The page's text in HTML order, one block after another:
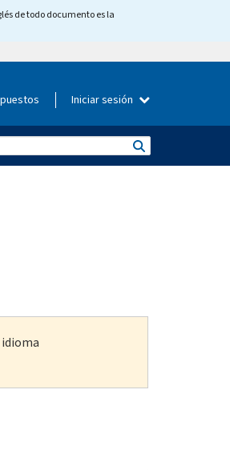
de todo documento es la
Iniciar sesión